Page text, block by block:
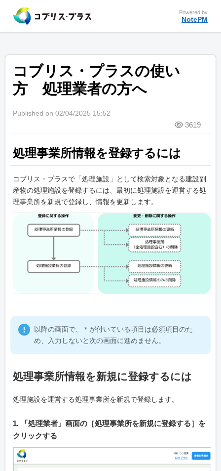
Powered by
NotePM
コブリス・プラスの使い
方 処理業者の方へ
Published on 02/04/2025 15:52
3619
処理事業所情報を登録するには
コブリス・プラスで「処理施設」として検索対象となる建設副
産物の処理施設を登録するには、最初に処理施設を運営する処
理事業所を新規で登録し、情報を更新します。
以降の画面で、＊が付いている項目は必須項目のた
め、入力しないと次の画面に進めません。
処理事業所情報を新規に登録するには
処理施設を運営する処理事業所を新規で登録します。
1. 「処理業者」画面の［処理事業所を新規に登録する］を
クリックする